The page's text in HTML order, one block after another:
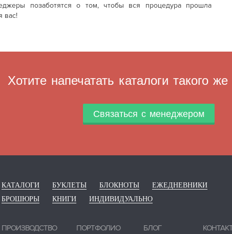
позаботятся о том, чтобы вся процедура прошла
вас!
Хотите напечатать каталоги такого же
Связаться с менеджером
КАТАЛОГИ БУКЛЕТЫ БЛОКНОТЫ
ЕЖЕДНЕВНИКИ
БРОШЮРЫ
КНИГИ ИНДИВИДУАЛЬНО
ПРОИЗВОДСТВО ПОРТФОЛИО БЛОГ